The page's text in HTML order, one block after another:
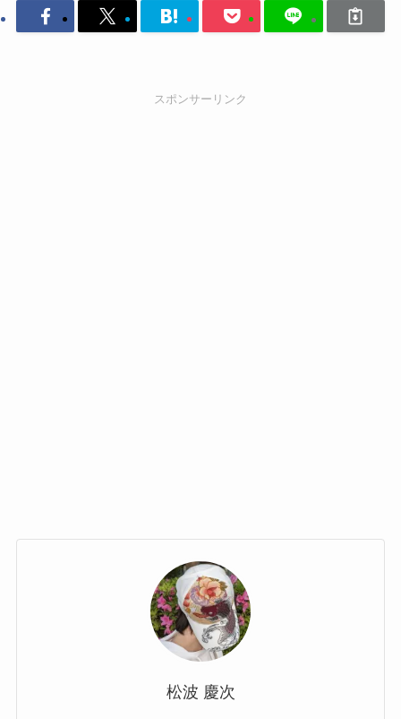
スポンサーリンク
松波 慶次